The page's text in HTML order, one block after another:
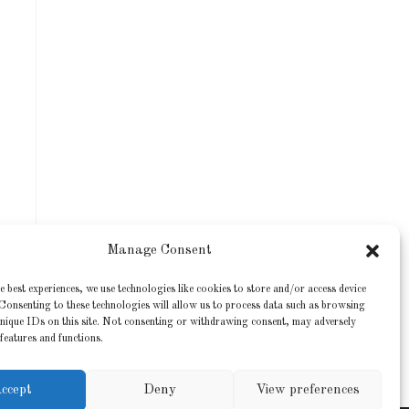
Manage Consent
best experiences, we use technologies like cookies to store and/or access device
to these technologies will allow us to process data such as browsing
IDs on this site. Not consenting or withdrawing consent, may adversely
and functions.
Deny View preferences